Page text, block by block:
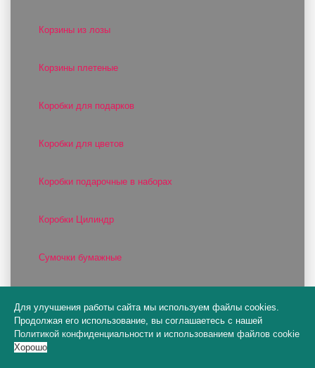
Корзины из лозы
Корзины плетеные
Коробки для подарков
Коробки для цветов
Коробки подарочные в наборах
Коробки Цилиндр
Сумочки бумажные
Цилиндры и конусы для цветов
Для улучшения работы сайта мы используем файлы cookies.
Продолжая его использование, вы соглашаетесь с нашей
Политикой конфиденциальности и использованием файлов cookie
Хорошо